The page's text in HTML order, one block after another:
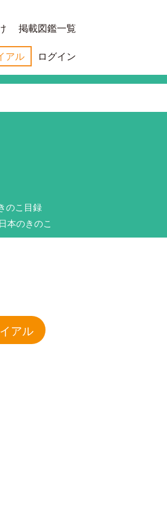
掲載図鑑一覧
アル ログイン
のこ目録
本のきのこ
アル